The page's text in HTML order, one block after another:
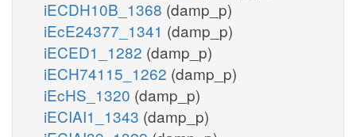
iECDH10B_1368 (damp_p)
iEcE24377_1341 (damp_p)
iECED1_1282 (damp_p)
iECH74115_1262 (damp_p)
iEcHS_1320 (damp_p)
iECIAI1_1343 (damp_p)